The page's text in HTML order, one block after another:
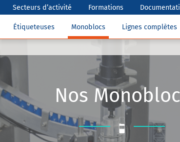
Secteurs d’activité Formations
Étiqueteuses Monoblocs Lignes complètes
Nos